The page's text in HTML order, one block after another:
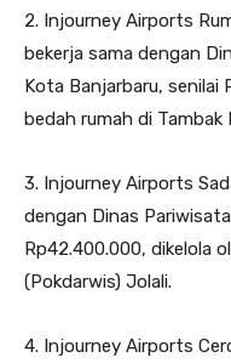
2. Injourney Airports
bekerja sama dengan
Kota Banjarbaru, senilai
bedah rumah di
3. Injourney Airports
dengan Dinas
Rp42.400.000, dikelola
(Pokdarwis) Jolali.
4. Injourney Airports